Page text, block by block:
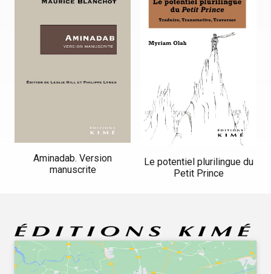
Aminadab. Version
manuscrite
Le potentiel plurilingue du
Petit Prince